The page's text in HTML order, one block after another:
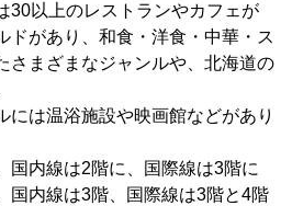
30以上のレストランやカフェが
ドがあり、和食・洋食・中華・ス
さまざまなジャンルや、北海道の
には温浴施設や映画館などがあり
国内線は2階に、国際線は3階に
国内線は3階、国際線は3階と4階